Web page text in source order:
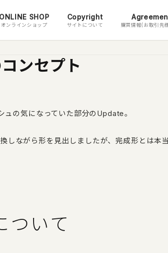
ONLINE SHOP
オンラインショップ
Copyright
サイトについて 購買情報(お取引先
ンセプト
の気になっていた部分のUpdate。
しながら形を見出しましたが、完成形とは本
ついて